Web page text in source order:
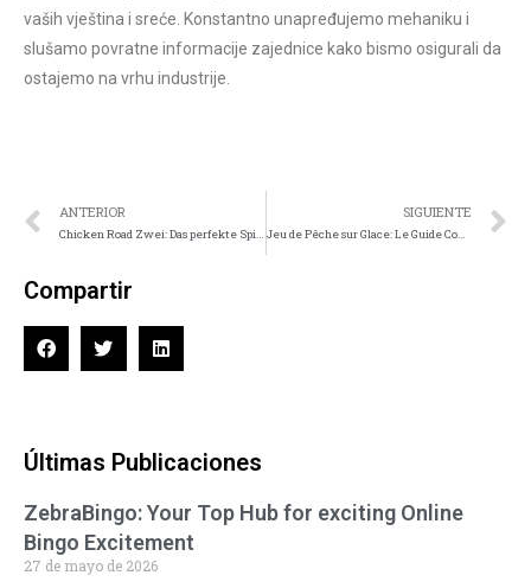
vaših vještina i sreće. Konstantno unapređujemo mehaniku i
slušamo povratne informacije zajednice kako bismo osigurali da
ostajemo na vrhu industrije.
ANTERIOR
Chicken Road Zwei: Das perfekte Spielerlebnis für mutige Spieler
SIGUIENTE
Jeu de Pêche sur Glace: Le Guide Complet du Jeu de Casino Novateur
Compartir
Últimas Publicaciones
ZebraBingo: Your Top Hub for exciting Online
Bingo Excitement
27 de mayo de 2026